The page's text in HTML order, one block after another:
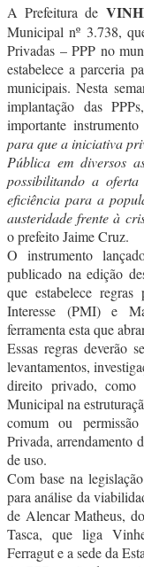
A Prefeitura de
Municipal nº 3.738,
Privadas – PPP no
estabelece a parceria
municipais. Nesta
implantação das
importante
para que a iniciativa
Pública em diversos
possibilitando a
eficiência para a
austeridade frente à
o prefeito Jaime Cruz.
O instrumento
publicado na edição
que estabelece
Interesse (PMI) e
ferramenta esta que
Essas regras deverão
levantamentos,
direito privado, como
Municipal na
comum ou
Privada, arrendamento
de uso.
Com base na
para análise da
de Alencar Matheus,
Tasca, que liga
Ferragut e a sede da